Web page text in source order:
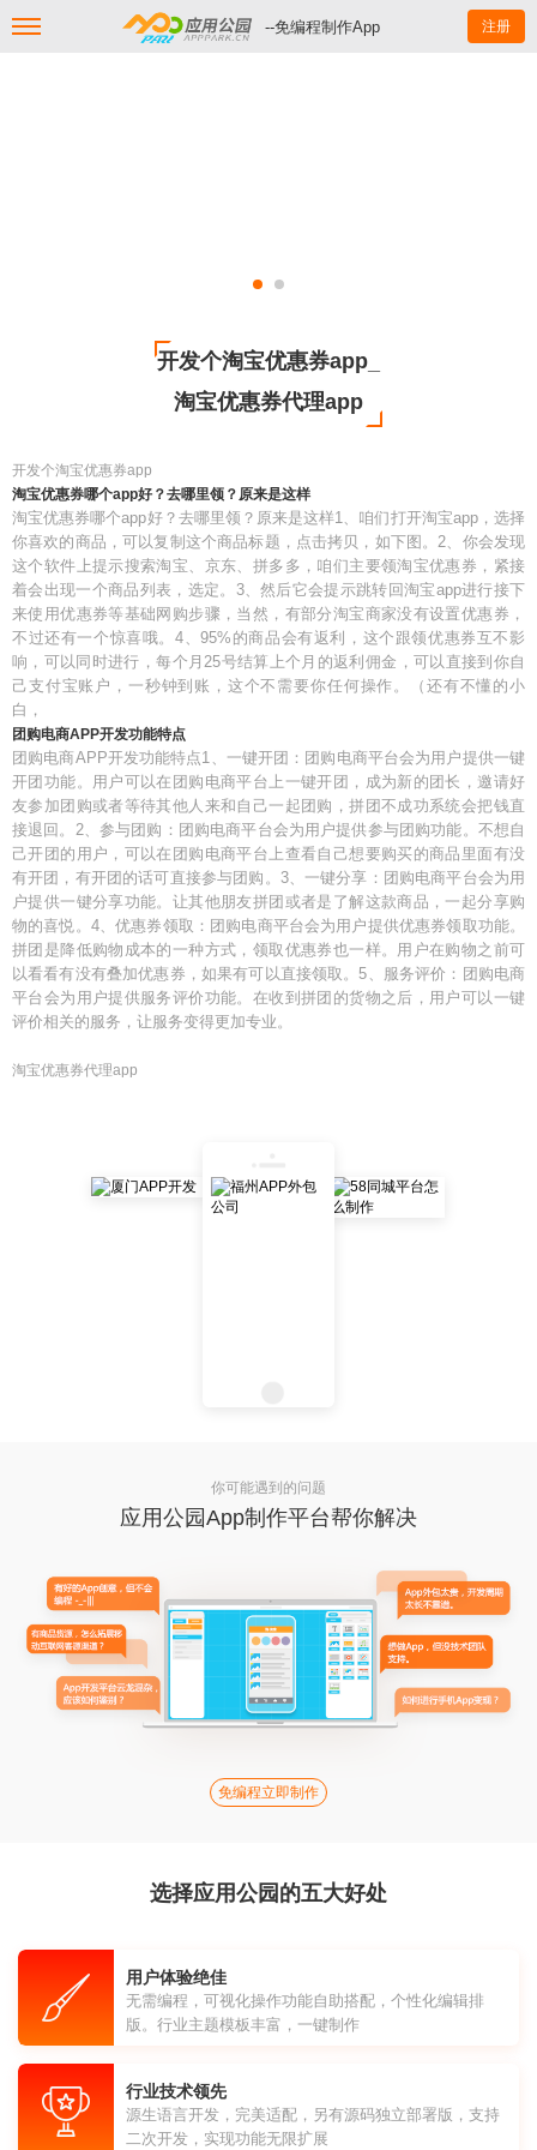
--免编程制作App 注册
开发个淘宝优惠券app_
淘宝优惠券代理app
开发个淘宝优惠券app
淘宝优惠券哪个app好？去哪里领？原来是这样
淘宝优惠券哪个app好？去哪里领？原来是这样1、咱们打开淘宝app，选择
你喜欢的商品，可以复制这个商品标题，点击拷贝，如下图。2、你会发现
这个软件上提示搜索淘宝、京东、拼多多，咱们主要领淘宝优惠券，紧接
着会出现一个商品列表，选定。3、然后它会提示跳转回淘宝app进行接下
来使用优惠券等基础网购步骤，当然，有部分淘宝商家没有设置优惠券，
不过还有一个惊喜哦。4、95%的商品会有返利，这个跟领优惠券互不影
响，可以同时进行，每个月25号结算上个月的返利佣金，可以直接到你自
己支付宝账户，一秒钟到账，这个不需要你任何操作。（还有不懂的小
白，
团购电商APP开发功能特点
团购电商APP开发功能特点1、一键开团：团购电商平台会为用户提供一键
开团功能。用户可以在团购电商平台上一键开团，成为新的团长，邀请好
友参加团购或者等待其他人来和自己一起团购，拼团不成功系统会把钱直
接退回。2、参与团购：团购电商平台会为用户提供参与团购功能。不想自
己开团的用户，可以在团购电商平台上查看自己想要购买的商品里面有没
有开团，有开团的话可直接参与团购。3、一键分享：团购电商平台会为用
户提供一键分享功能。让其他朋友拼团或者是了解这款商品，一起分享购
物的喜悦。4、优惠券领取：团购电商平台会为用户提供优惠券领取功能。
拼团是降低购物成本的一种方式，领取优惠券也一样。用户在购物之前可
以看看有没有叠加优惠券，如果有可以直接领取。5、服务评价：团购电商
平台会为用户提供服务评价功能。在收到拼团的货物之后，用户可以一键
评价相关的服务，让服务变得更加专业。
淘宝优惠券代理app
你可能遇到的问题
应用公园App制作平台帮你解决
免编程立即制作
选择应用公园的五大好处
用户体验绝佳
无需编程，可视化操作功能自助搭配，个性化编辑排
版。行业主题模板丰富，一键制作
行业技术领先
源生语言开发，完美适配，另有源码独立部署版，支持
二次开发，实现功能无限扩展